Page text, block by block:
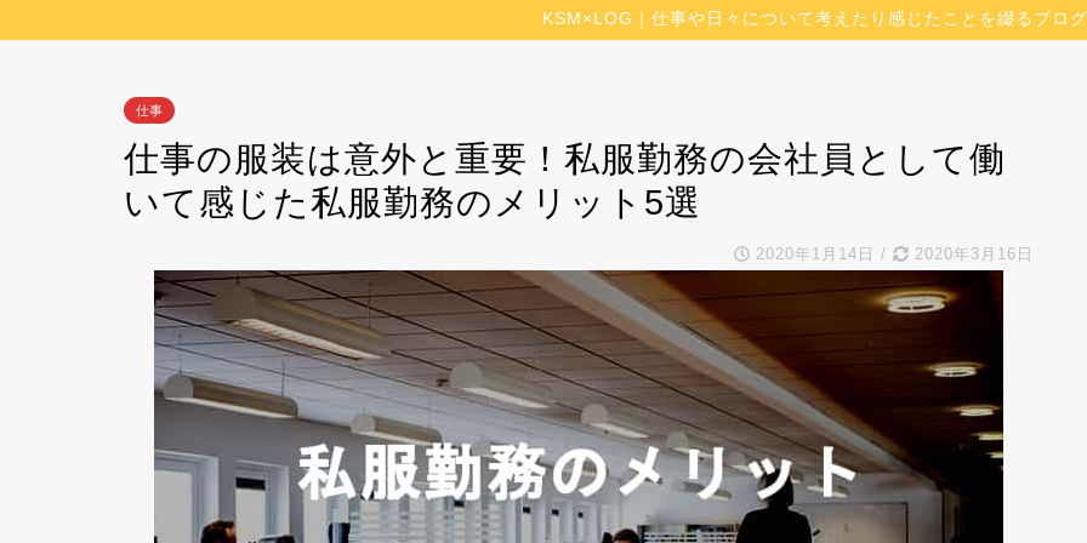
KSM×LOG｜仕事や日々について考えたり感じたことを綴るブログ
仕事
仕事の服装は意外と重要！私服勤務の会社員として働
いて感じた私服勤務のメリット5選
2020年1月14日 / 2020年3月16日